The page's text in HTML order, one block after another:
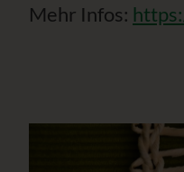
Mehr Infos: